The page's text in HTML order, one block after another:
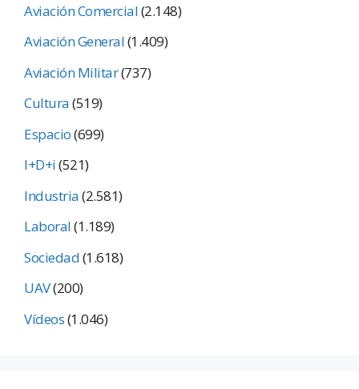
Aviación Comercial(2.148)
Aviación General(1.409)
Aviación Militar(737)
Cultura(519)
Espacio(699)
I+D+i(521)
Industria(2.581)
Laboral(1.189)
Sociedad(1.618)
UAV(200)
Vídeos(1.046)